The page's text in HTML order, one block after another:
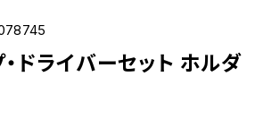
ドライバーセット ホルダ